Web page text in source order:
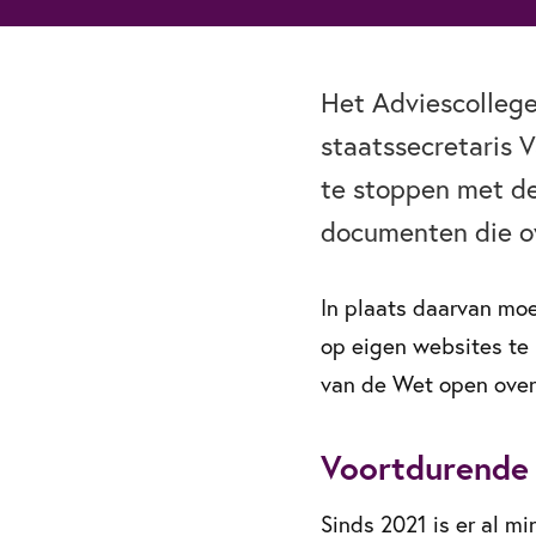
Het
staatssecretaris
te stoppen met
documenten die
In plaats daarvan
op eigen websites
van de Wet open
Sinds 2021 is er al